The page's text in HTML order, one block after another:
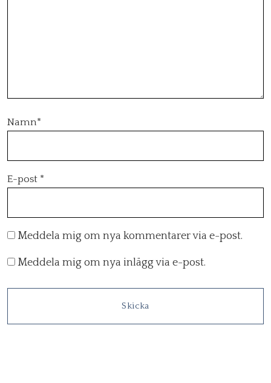
Namn*
E-post *
Meddela mig om nya kommentarer via e-post.
Meddela mig om nya inlägg via e-post.